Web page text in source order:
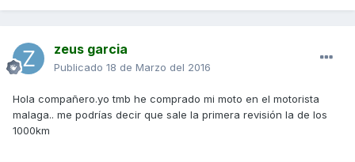
zeus garcia
Publicado 18 de Marzo del 2016
Hola compañero.yo tmb he comprado mi moto en el motorista
malaga.. me podrías decir que sale la primera revisión la de los
1000km